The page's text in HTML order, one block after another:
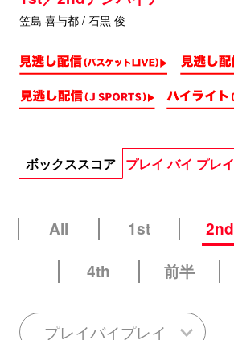
笠島 喜与都 / 石黒 俊
ボックススコア プレイ バイ プレイ
All 1st 2nd
4th
前半
プレイバイプレイ